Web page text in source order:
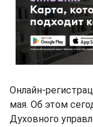
Онлайн-
мая. Об этом
Духовного